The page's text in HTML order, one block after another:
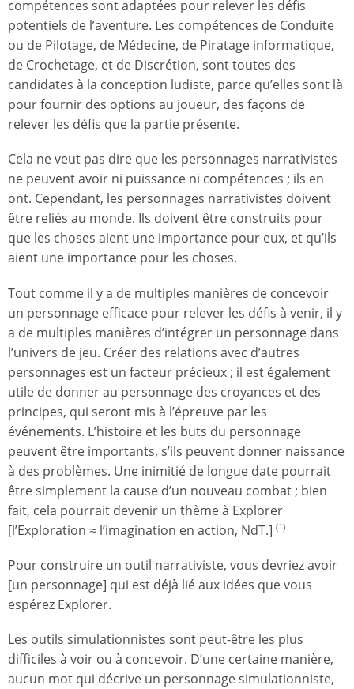
compétences sont adaptées pour relever les défis
potentiels de l’aventure. Les compétences de Conduite
ou de Pilotage, de Médecine, de Piratage informatique,
de Crochetage, et de Discrétion, sont toutes des
candidates à la conception ludiste, parce qu’elles sont là
pour fournir des options au joueur, des façons de
relever les défis que la partie présente.
Cela ne veut pas dire que les personnages narrativistes
ne peuvent avoir ni puissance ni compétences ; ils en
ont. Cependant, les personnages narrativistes doivent
être reliés au monde. Ils doivent être construits pour
que les choses aient une importance pour eux, et qu’ils
aient une importance pour les choses.
Tout comme il y a de multiples manières de concevoir
un personnage efficace pour relever les défis à venir, il y
a de multiples manières d’intégrer un personnage dans
l’univers de jeu. Créer des relations avec d’autres
personnages est un facteur précieux ; il est également
utile de donner au personnage des croyances et des
principes, qui seront mis à l’épreuve par les
événements. L’histoire et les buts du personnage
peuvent être importants, s’ils peuvent donner naissance
à des problèmes. Une inimitié de longue date pourrait
être simplement la cause d’un nouveau combat ; bien
fait, cela pourrait devenir un thème à Explorer
[l’Exploration ≈ l’imagination en action, NdT.] (1)
Pour construire un outil narrativiste, vous devriez avoir
[un personnage] qui est déjà lié aux idées que vous
espérez Explorer.
Les outils simulationnistes sont peut-être les plus
difficiles à voir ou à concevoir. D’une certaine manière,
aucun mot qui décrive un personnage simulationniste,